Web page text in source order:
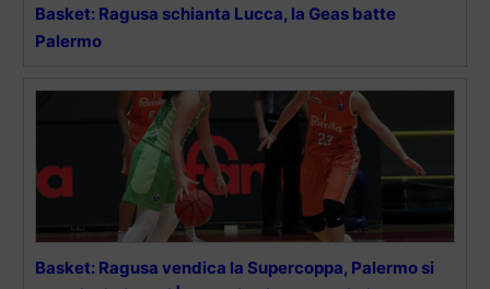
Basket: Ragusa schianta Lucca, la Geas batte
Palermo
Basket: Ragusa vendica la Supercoppa, Palermo si